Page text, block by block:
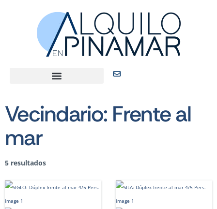
Vecindario: Frente al
mar
5 resultados